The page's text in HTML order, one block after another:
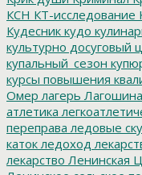
КСН КТ-исследование
Кудесник кудо
культурно досуговый
купальный_сезон
курсы повышения
Омер лагерь Лагошина
атлетика
переправа ледовые
каток ледоход
лекарство Ленинская